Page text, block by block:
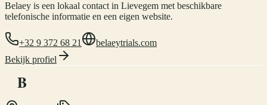
Belaey is een lokaal contact in Lievegem met beschikbare
telefonische informatie en een eigen website.
+32 9 372 68 21
belaeytrials.com
Bekijk profiel
B